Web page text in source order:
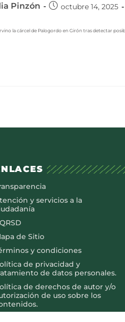
Pinzón octubre 14, 2025
la cárcel de Palogordo en Girón tras detectar
y servicios a la
de Sitio
y condiciones
de privacidad y
de datos personales.
de derechos de autor y/o
de uso sobre los